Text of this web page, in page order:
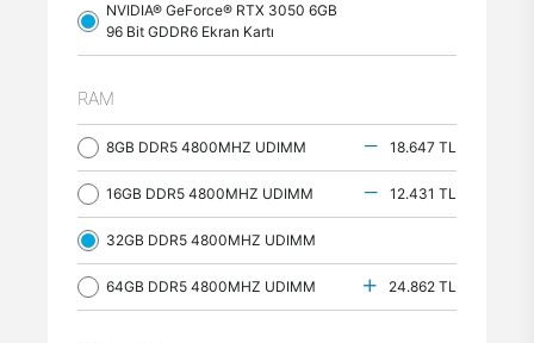
NVIDIA® GeForce® RTX 3050 6GB
96 Bit GDDR6 Ekran Kartı
RAM
8GB DDR5 4800MHZ UDIMM 18.647 TL
16GB DDR5 4800MHZ UDIMM 12.431 TL
32GB DDR5 4800MHZ UDIMM
64GB DDR5 4800MHZ UDIMM 24.862 TL